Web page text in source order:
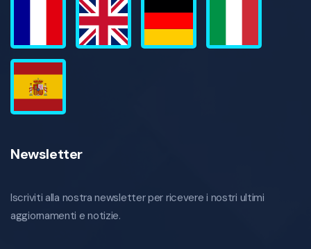
Newsletter
Iscriviti alla nostra newsletter per ricevere i nostri ultimi
aggiornamenti e notizie.